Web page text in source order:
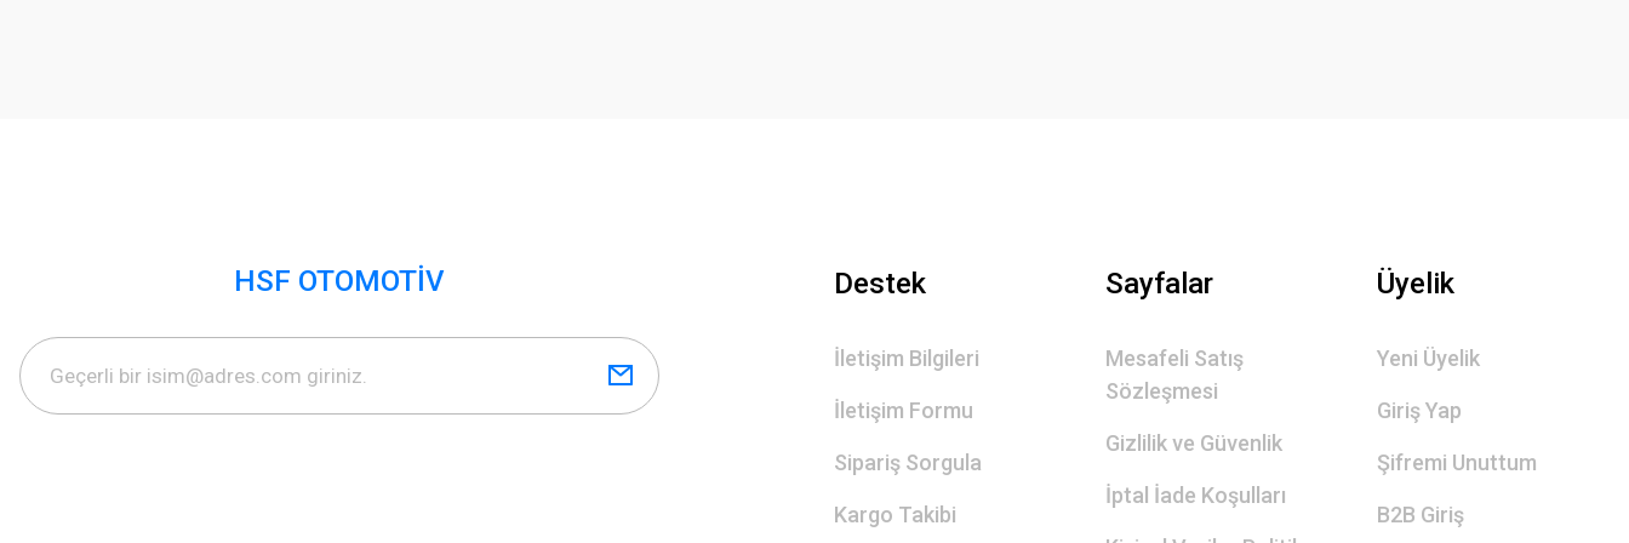
HSF OTOMOTİV Destek
İletişim Bilgileri
İletişim Formu
Sipariş Sorgula
Kargo Takibi
Sayfalar
Mesafeli Satış
Sözleşmesi
Gizlilik ve Güvenlik
İptal İade Koşulları
Üyelik
Yeni Üyelik
Giriş Yap
Şifremi Unuttum
B2B Giriş